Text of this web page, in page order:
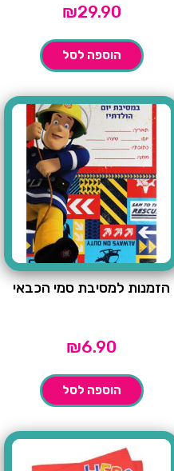
₪29.90
הוספה לסל
הזמנות למסיבת סמי הכבאי
₪6.90
הוספה לסל